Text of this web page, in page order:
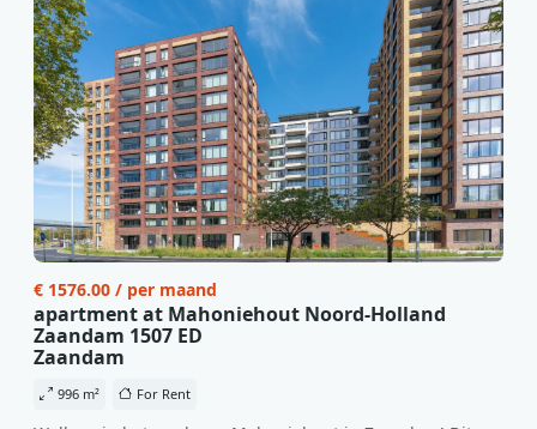
€ 1576.00 / per maand
apartment at Mahoniehout Noord-Holland
Zaandam 1507 ED
Zaandam
996 m² For Rent